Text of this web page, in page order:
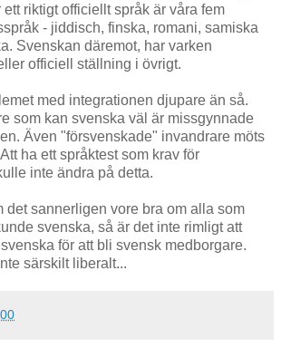
ett riktigt officiellt språk är våra fem
- jiddisch, finska, romani, samiska
Svenskan däremot, har varken
officiell ställning i övrigt.
med integrationen djupare än så.
som kan svenska väl är missgynnade
Även "försvenskade" invandrare möts
ha ett språktest som krav för
inte ändra på detta.
det sannerligen vore bra om alla som
svenska, så är det inte rimligt att
för att bli svensk medborgare.
särskilt liberalt...